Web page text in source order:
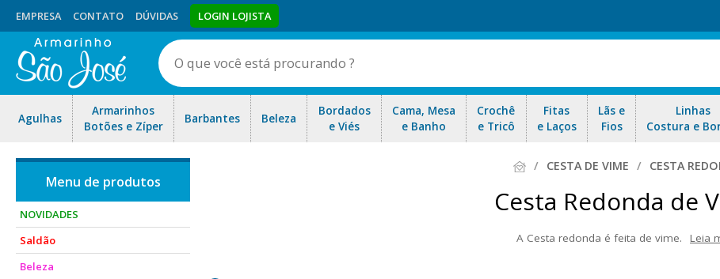
EMPRESA CONTATO DÚVIDAS LOGIN LOJISTA
Agulhas
Armarinhos
Botões e Zíper
Barbantes Beleza
Bordados
e Viés
Cama, Mesa
e Banho
Crochê
e Tricô
Fitas
e Laços
Lãs e
Fios
Linhas
Costura e
NOVIDADES
Saldão
Beleza
CESTA DE VIME CESTA
Cesta Redonda de
A Cesta redonda é feita de vime.
Leia